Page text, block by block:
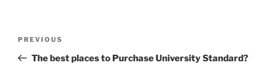
Previous
Post
PREVIOUS
The best places to Purchase University Standard?